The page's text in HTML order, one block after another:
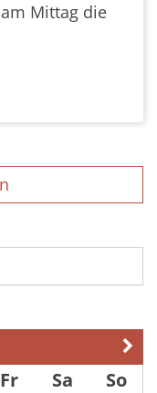
Mittag die
Fr Sa
So